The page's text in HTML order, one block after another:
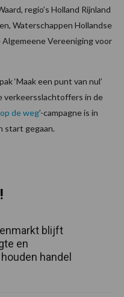
regio’s Holland Rijnland
Waterschappen Hollandse
Vereeniging voor
‘Maak een punt van nul’
verkeersslachtoffers in de
de weg’-campagne is in
start gegaan.
blijft
en
handel